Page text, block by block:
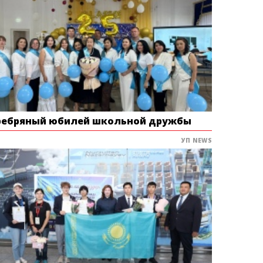
юбилей школьной дружбы
УП NEWS